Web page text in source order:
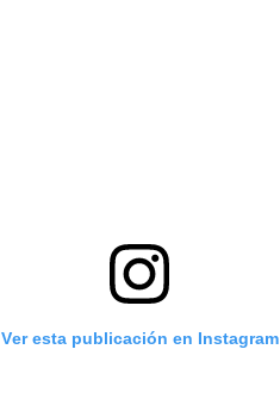
Ver esta publicación en Instagram